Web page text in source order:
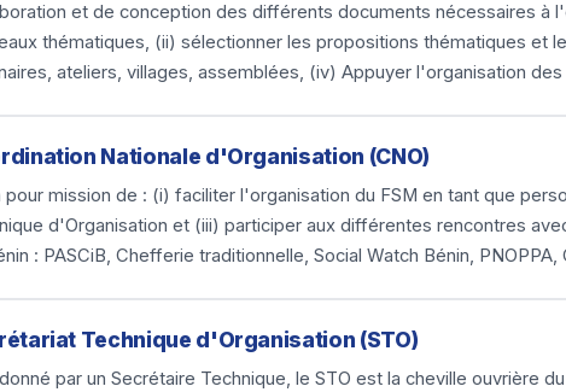
et de conception des différents documents nécessaires à
thématiques, (ii) sélectionner les propositions thématiques et
ateliers, villages, assemblées, (iv) Appuyer l'organisation
Nationale d'Organisation (CNO)
pour mission de : (i) faciliter l'organisation du FSM en tant que
d'Organisation et (iii) participer aux différentes rencontres
: PASCiB, Chefferie traditionnelle, Social Watch Bénin,
Technique d'Organisation (STO)
par un Secrétaire Technique, le STO est la cheville ouvrière